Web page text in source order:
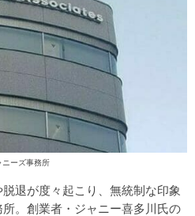
ニーズ事務所
退が度々起こり、無統制な印象
。創業者・ジャニー喜多川氏の